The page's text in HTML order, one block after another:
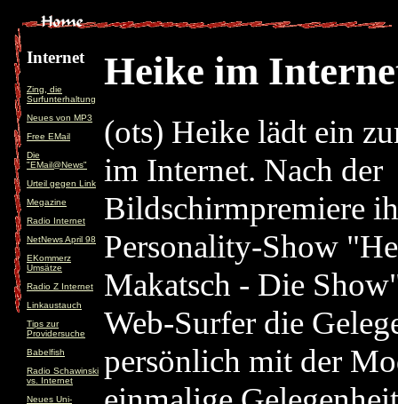
Internet
Zing, die
Surfunterhaltung
Neues von MP3
Free EMail
Die
"EMail@News"
Urteil gegen Link
Megazine
Radio Internet
NetNews April 98
EKommerz
Umsätze
Radio Z Internet
Linkaustauch
Tips zur
Providersuche
Babelfish
Radio Schawinski
vs. Internet
Neues Uni-
Heike im
(ots) Heike lädt ein
im Internet. Nach der
Bildschirmpremiere
Personality-Show
Makatsch - Die
Web-Surfer die
persönlich mit der